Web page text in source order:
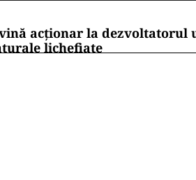
acționar la dezvoltatorul
lichefiate